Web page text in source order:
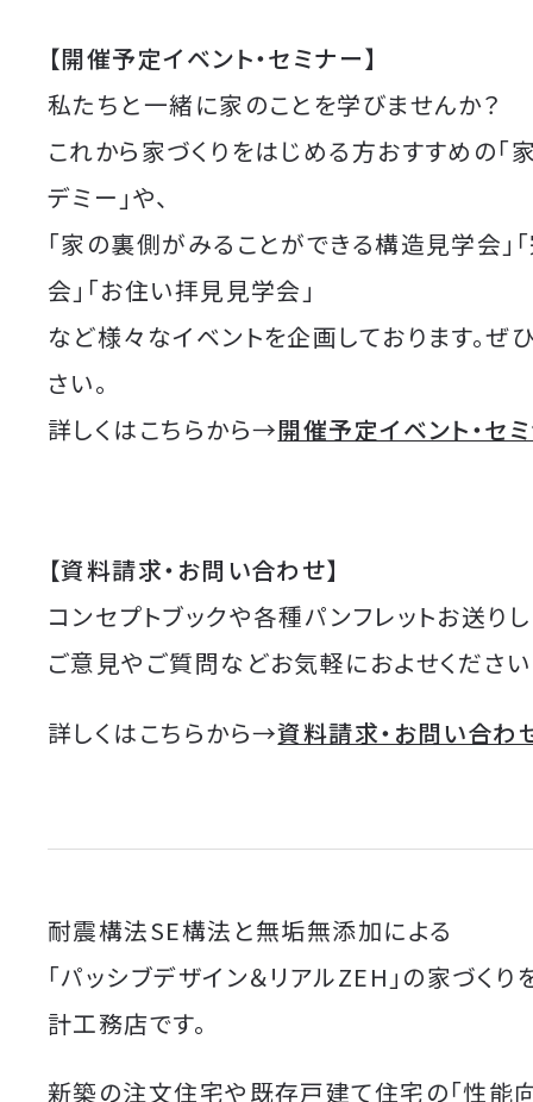
【開催予定イベント・セミナー】
私たちと一緒に家のことを学びませんか？
これから家づくりをはじめる方おすすめの「
デミー」や、
「家の裏側がみることができる構造見学会」
会」「お住い拝見見学会」
など様々なイベントを企画しております。ぜ
さい。
詳しくはこちらから→開催予定イベント・セ
【資料請求・お問い合わせ】
コンセプトブックや各種パンフレットお送りし
ご意見やご質問などお気軽におよせください
詳しくはこちらから→資料請求・お問い合わ
耐震構法SE構法と無垢無添加による
「パッシブデザイン＆リアルZEH」の家づく
計工務店です。
新築の注文住宅や既存戸建て住宅の「性能